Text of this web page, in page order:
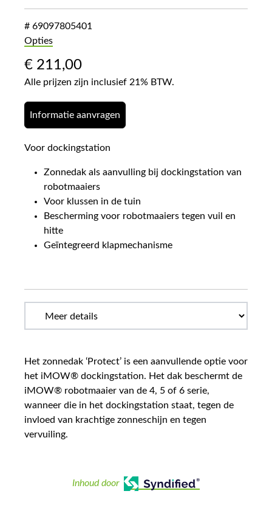
# 69097805401
Opties
€ 211,00
Alle prijzen zijn inclusief 21% BTW.
Informatie aanvragen
Voor dockingstation
Zonnedak als aanvulling bij dockingstation van
robotmaaiers
Voor klussen in de tuin
Bescherming voor robotmaaiers tegen vuil en
hitte
Geïntegreerd klapmechanisme
Het zonnedak ‘Protect’ is een aanvullende optie voor
het iMOW® dockingstation. Het dak beschermt de
iMOW® robotmaaier van de 4, 5 of 6 serie,
wanneer die in het dockingstation staat, tegen de
invloed van krachtige zonneschijn en tegen
vervuiling.
Inhoud door